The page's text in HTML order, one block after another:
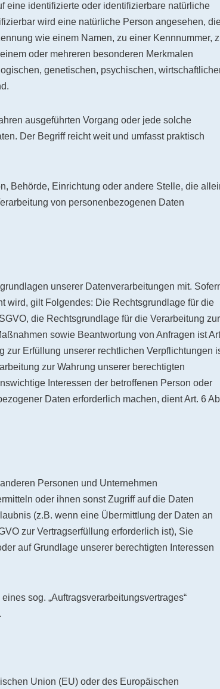
eine identifizierte oder identifizierbare natürliche
wird eine natürliche Person angesehen,
wie einem Namen, zu einer Kennnummer,
oder mehreren besonderen Merkmalen
genetischen, psychischen,
ausgeführten Vorgang oder jede solche
Der Begriff reicht weit und umfasst praktisch
Behörde, Einrichtung oder andere Stelle, die
von personenbezogenen Daten
unserer Datenverarbeitungen mit.
wird, gilt Folgendes: Die Rechtsgrundlage für die
die Rechtsgrundlage für die Verarbeitung zur
sowie Beantwortung von Anfragen ist
zur Erfüllung unserer rechtlichen Verpflichtungen
zur Wahrung unserer berechtigten
Interessen der betroffenen Person oder
Daten erforderlich machen, dient Art. 6
Personen und Unternehmen
oder ihnen sonst Zugriff auf die Daten
(z.B. wenn eine Übermittlung der Daten an
zur Vertragserfüllung erforderlich ist), Sie
auf Grundlage unserer berechtigten Interessen
sog. „Auftragsverarbeitungsvertrages“
Union (EU) oder des Europäischen